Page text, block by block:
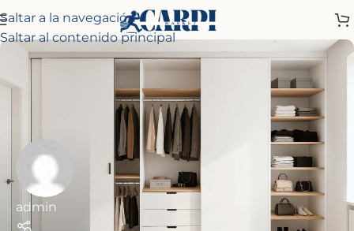
Saltar a la navegación
Saltar al contenido principal
admin